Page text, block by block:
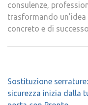
consulenze,
trasformando
concreto e di
Navigazione
articoli
Sostituzione
sicurezza inizia dalla